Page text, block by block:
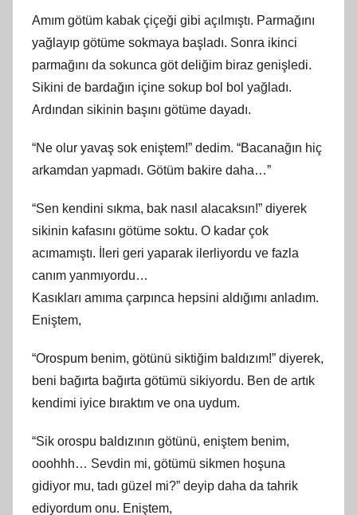
Amım götüm kabak çiçeği gibi açılmıştı. Parmağını
yağlayıp götüme sokmaya başladı. Sonra ikinci
parmağını da sokunca göt deliğim biraz genişledi.
Sikini de bardağın içine sokup bol bol yağladı.
Ardından sikinin başını götüme dayadı.
“Ne olur yavaş sok eniştem!” dedim. “Bacanağın hiç
arkamdan yapmadı. Götüm bakire daha…”
“Sen kendini sıkma, bak nasıl alacaksın!” diyerek
sikinin kafasını götüme soktu. O kadar çok
acımamıştı. İleri geri yaparak ilerliyordu ve fazla
canım yanmıyordu…
Kasıkları amıma çarpınca hepsini aldığımı anladım.
Eniştem,
“Orospum benim, götünü siktiğim baldızım!” diyerek,
beni bağırta bağırta götümü sikiyordu. Ben de artık
kendimi iyice bıraktım ve ona uydum.
“Sik orospu baldızının götünü, eniştem benim,
ooohhh… Sevdin mi, götümü sikmen hoşuna
gidiyor mu, tadı güzel mi?” deyip daha da tahrik
ediyordum onu. Eniştem,